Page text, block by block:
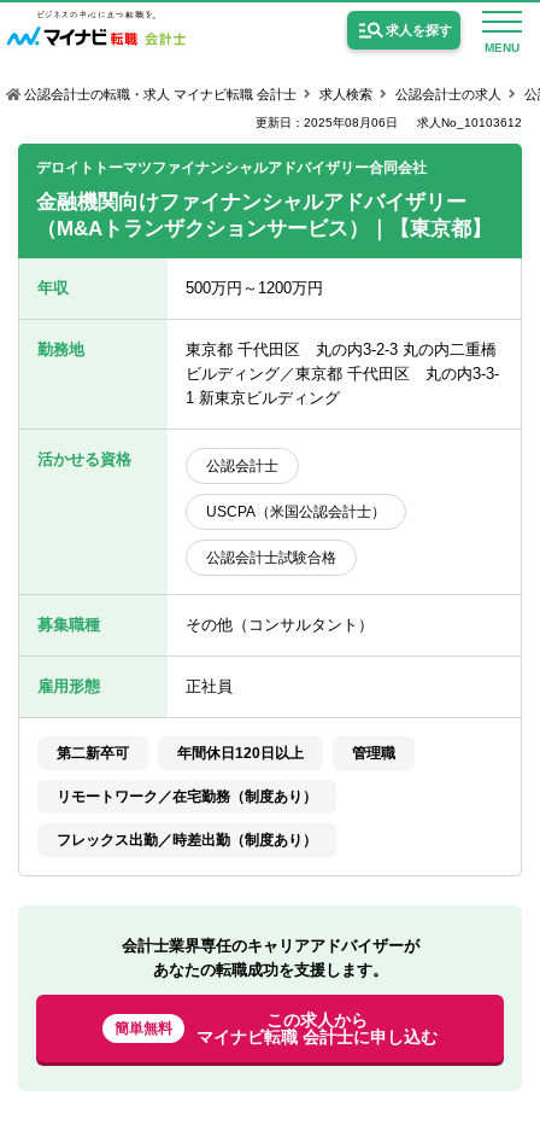
MENU
求人を探す
公認会計士の求人
公認会計士試験合格向けの求人
USCPA（米国公認会計士）の求人
女性会計士の転職
個別転職相談会・セミナー
転職お役立ち情報
転職お役立ち情報
業界情報
求人情報
公認会計士の転職・求人 マイナビ転職 会計士 求人検索 公認会計士の求人 公
更新日：2025年08月06日 求人No_10103612
デロイトトーマツファイナンシャルアドバイザリー合同会社
金融機関向けファイナンシャルアドバイザリー
（M&Aトランザクションサービス）｜【東京都】
年収 500万円～1200万円
勤務地
東京都 千代田区 丸の内3-2-3 丸の内二重橋
ビルディング／東京都 千代田区 丸の内3-3-
1 新東京ビルディング
活かせる資格 公認会計士
USCPA（米国公認会計士）
公認会計士試験合格
募集職種 その他（コンサルタント）
雇用形態 正社員
第二新卒可 年間休日120日以上 管理職
リモートワーク／在宅勤務（制度あり）
フレックス出勤／時差出勤（制度あり）
会計士業界専任のキャリアアドバイザーが
あなたの転職成功を支援します。
簡単無料
この求人から
マイナビ転職 会計士に申し込む